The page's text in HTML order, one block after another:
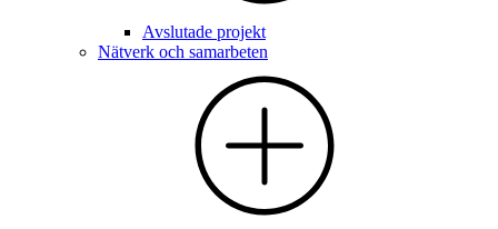
Avslutade projekt
Nätverk och samarbeten